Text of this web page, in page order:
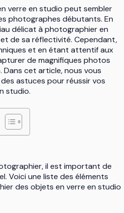
verre en studio peut sembler
photographes débutants. En
délicat à photographier en
de sa réflectivité. Cependant,
et en étant attentif aux
de magnifiques photos
Dans cet article, nous vous
astuces pour réussir vos
studio.
il est important de
Voici une liste des éléments
des objets en verre en studio